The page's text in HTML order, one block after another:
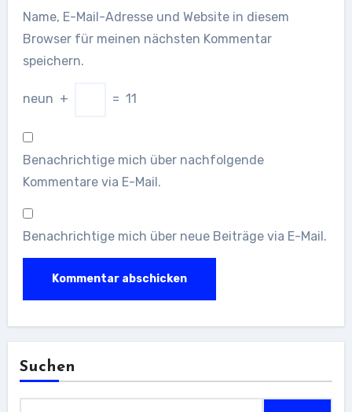
Name, E-Mail-Adresse und Website in diesem
Browser für meinen nächsten Kommentar
speichern.
neun + = 11
Benachrichtige mich über nachfolgende
Kommentare via E-Mail.
Benachrichtige mich über neue Beiträge via E-Mail.
Suchen